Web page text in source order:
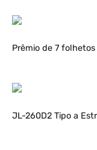
Prêmio de 7
JL-260D2 Tipo a